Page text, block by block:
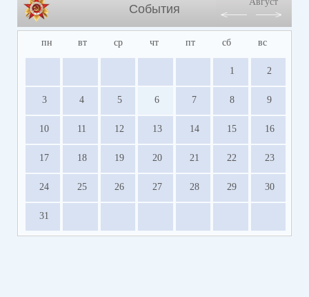
События
пн вт ср чт пт сб вс
1 2
3 4 5 6 7 8 9
10 11 12 13 14 15 16
17 18 19 20 21 22 23
24 25 26 27 28 29 30
31